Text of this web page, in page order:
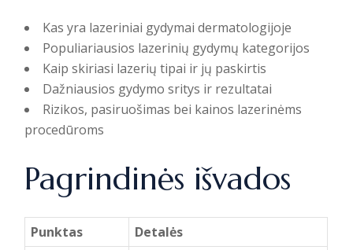
Kas yra lazeriniai gydymai dermatologijoje
Populiariausios lazerinių gydymų kategorijos
Kaip skiriasi lazerių tipai ir jų paskirtis
Dažniausios gydymo sritys ir rezultatai
Rizikos, pasiruošimas bei kainos lazerinėms
procedūroms
Pagrindinės išvados
Punktas
Detalės